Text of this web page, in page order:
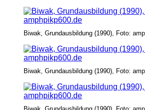
Biwak, Grundausbildung (1990), Foto:
Biwak, Grundausbildung (1990), Foto: